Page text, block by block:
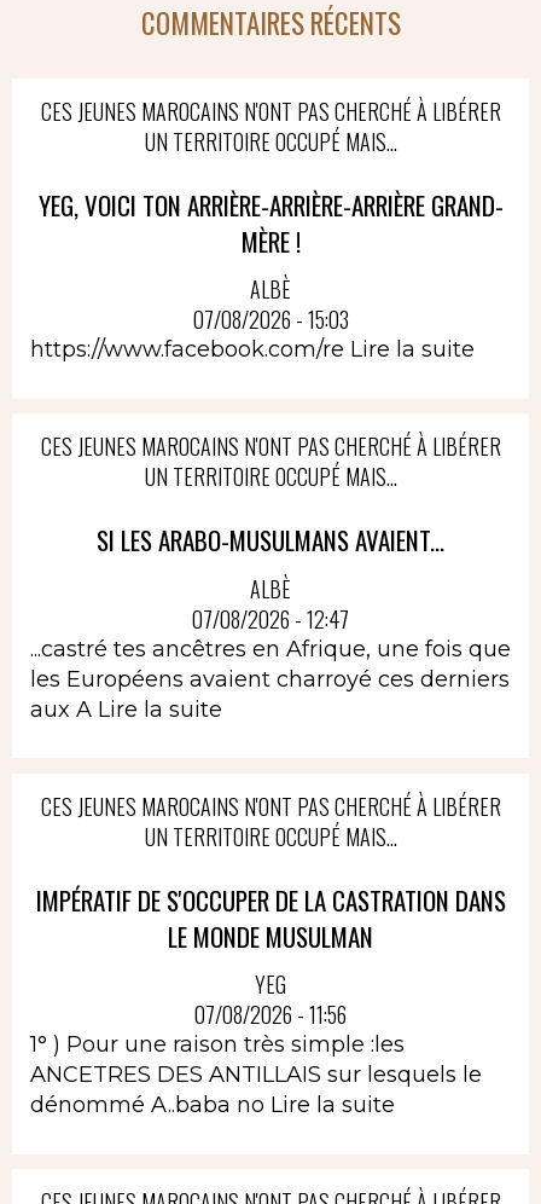
COMMENTAIRES RÉCENTS
CES JEUNES MAROCAINS N'ONT PAS CHERCHÉ À LIBÉRER
UN TERRITOIRE OCCUPÉ MAIS...
YEG, VOICI TON ARRIÈRE-ARRIÈRE-ARRIÈRE GRAND-
MÈRE !
ALBÈ
07/08/2026 - 15:03
https://www.facebook.com/re Lire la suite
CES JEUNES MAROCAINS N'ONT PAS CHERCHÉ À LIBÉRER
UN TERRITOIRE OCCUPÉ MAIS...
SI LES ARABO-MUSULMANS AVAIENT...
ALBÈ
07/08/2026 - 12:47
...castré tes ancêtres en Afrique, une fois que
les Européens avaient charroyé ces derniers
aux A Lire la suite
CES JEUNES MAROCAINS N'ONT PAS CHERCHÉ À LIBÉRER
UN TERRITOIRE OCCUPÉ MAIS...
IMPÉRATIF DE S'OCCUPER DE LA CASTRATION DANS
LE MONDE MUSULMAN
YEG
07/08/2026 - 11:56
1° ) Pour une raison très simple :les
ANCETRES DES ANTILLAIS sur lesquels le
dénommé A..baba no Lire la suite